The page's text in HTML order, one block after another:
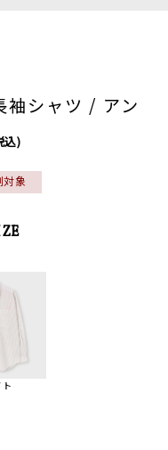
袖シャツ / アン
込)
対象